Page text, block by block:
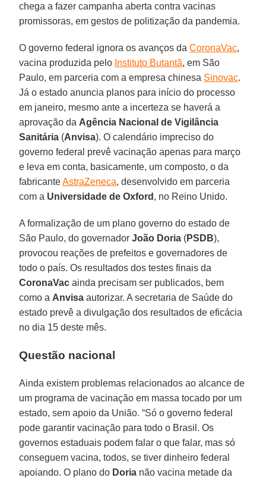
chega a fazer campanha aberta contra vacinas
promissoras, em gestos de politização da pandemia.
O governo federal ignora os avanços daCoronaVac,
vacina produzida pelo Instituto Butantã, em São
Paulo, em parceria com a empresa chinesa Sinovac.
Já o estado anuncia planos para início do processo
em janeiro, mesmo ante a incerteza se haverá a
aprovação da Agência Nacional de Vigilância
Sanitária (Anvisa). O calendário impreciso do
governo federal prevê vacinação apenas para março
e leva em conta, basicamente, um composto, o da
fabricanteAstraZeneca, desenvolvido em parceria
com a Universidade de Oxford , no Reino Unido.
A formalização de um plano governo do estado de
São Paulo, do governador João Doria (PSDB),
provocou reações de prefeitos e governadores de
todo o país. Os resultados dos testes finais da
CoronaVac ainda precisam ser publicados, bem
como a Anvisa autorizar. A secretaria de Saúde do
estado prevê a divulgação dos resultados de eficácia
no dia 15 deste mês.
Questão nacional
Ainda existem problemas relacionados ao alcance de
um programa de vacinação em massa tocado por um
estado, sem apoio da União. “Só o governo federal
pode garantir vacinação para todo o Brasil. Os
governos estaduais podem falar o que falar, mas só
conseguem vacina, todos, se tiver dinheiro federal
apoiando. O plano do Doria não vacina metade da